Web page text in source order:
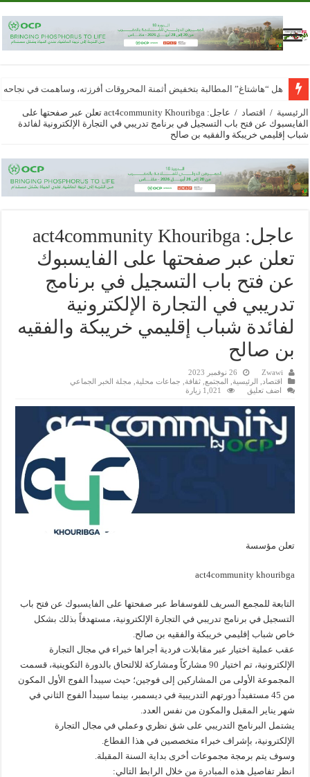
هل “هاشتاغ” المطالبة بتخفيض أثمنة المحروقات أفرزته، وساهمت في
الرئيسية / اقتصاد /
عاجل: act4community Khouribga تعلن عبر صفحتها على
الفايسبوك عن فتح باب التسجيل في برنامج تدريبي في التجارة الإلكترونية لفائدة
شباب إقليمي خريبكة والفقيه بن صالح
عاجل: act4community Khouribga
تعلن عبر صفحتها على الفايسبوك
عن فتح باب التسجيل في برنامج
تدريبي في التجارة الإلكترونية
لفائدة شباب إقليمي خريبكة والفقيه
بن صالح
Zwawi
26 نوفمبر 2023
اقتصاد
الرئيسية المجتمع ,ثقافة جماعات محلية
مجلة الخبر الجماعي
اضف تعليق
1,021 زيارة
تعلن مؤسسة
act4community khouribga
التابعة للمجمع السريف للفوسفاط عبر صفحتها على الفايسبوك عن فتح باب
التسجيل في برنامج تدريبي في التجارة الإلكترونية، مستهدفاً بذلك بشكل
خاص شباب إقليمي خريبكة والفقيه بن صالح.
عقب عملية اختيار عبر مقابلات فردية أجراها خبراء في مجال التجارة
الإلكترونية، تم اختيار 90 مشاركاً ومشاركة للالتحاق بالدورة التكوينية، قسمت
المجموعة الأولى من المشاركين إلى فوجين؛ حيث سيبدأ الفوج الأول المكون
من 45 مستفيداً دورتهم التدريبية في ديسمبر، بينما سيبدأ الفوج الثاني في
شهر يناير المقبل والمكون من نفس العدد.
يشتمل البرنامج التدريبي على شق نظري وعملي في مجال التجارة
الإلكترونية، بإشراف خبراء متخصصين في هذا القطاع.
وسوف يتم برمجة مجموعات أخرى بداية السنة المقبلة.
انظر تفاصيل هذه المبادرة من خلال الرابط التالي: